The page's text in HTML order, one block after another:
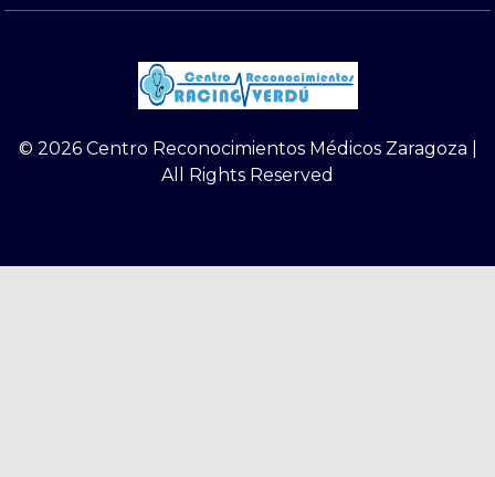
© 2026 Centro Reconocimientos Médicos Zaragoza |
All Rights Reserved